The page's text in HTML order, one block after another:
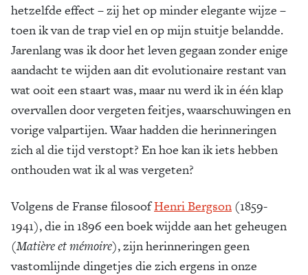
hetzelfde effect – zij het op minder elegante wijze –
toen ik van de trap viel en op mijn stuitje belandde.
Jarenlang was ik door het leven gegaan zonder enige
aandacht te wijden aan dit evolutionaire restant van
wat ooit een staart was, maar nu werd ik in één klap
overvallen door vergeten feitjes, waarschuwingen en
vorige valpartijen. Waar hadden die herinneringen
zich al die tijd verstopt? En hoe kan ik iets hebben
onthouden wat ik al was vergeten?
Volgens de Franse filosoofHenri Bergson (1859-
1941), die in 1896 een boek wijdde aan het geheugen
(Matière et mémoire), zijn herinneringen geen
vastomlijnde dingetjes die zich ergens in onze